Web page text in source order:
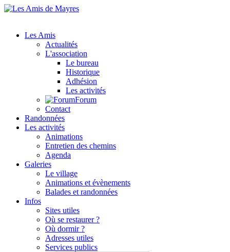
Les Amis
Actualités
L'association
Le bureau
Historique
Adhésion
Les activités
Forum
Contact
Randonnées
Les activités
Animations
Entretien des chemins
Agenda
Galeries
Le village
Animations et évènements
Balades et randonnées
Infos
Sites utiles
Où se restaurer ?
Où dormir ?
Adresses utiles
Services publics